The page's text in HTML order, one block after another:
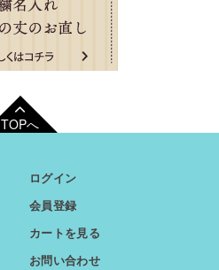
TOPへ
ログイン
会員登録
カートを見る
お問い合わせ